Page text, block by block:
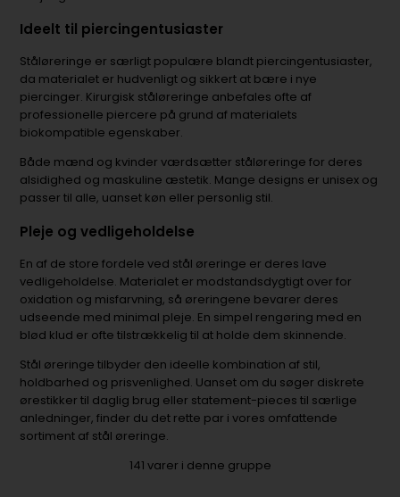
Ideelt til piercingentusiaster
Ståløreringe er særligt populære blandt piercingentusiaster,
da materialet er hudvenligt og sikkert at bære i nye
piercinger. Kirurgisk ståløreringe anbefales ofte af
professionelle piercere på grund af materialets
biokompatible egenskaber.
Både mænd og kvinder værdsætter ståløreringe for deres
alsidighed og maskuline æstetik. Mange designs er unisex og
passer til alle, uanset køn eller personlig stil.
Pleje og vedligeholdelse
En af de store fordele ved stål øreringe er deres lave
vedligeholdelse. Materialet er modstandsdygtigt over for
oxidation og misfarvning, så øreringene bevarer deres
udseende med minimal pleje. En simpel rengøring med en
blød klud er ofte tilstrækkelig til at holde dem skinnende.
Stål øreringe tilbyder den ideelle kombination af stil,
holdbarhed og prisvenlighed. Uanset om du søger diskrete
ørestikker til daglig brug eller statement-pieces til særlige
anledninger, finder du det rette par i vores omfattende
sortiment af stål øreringe.
141 varer i denne gruppe